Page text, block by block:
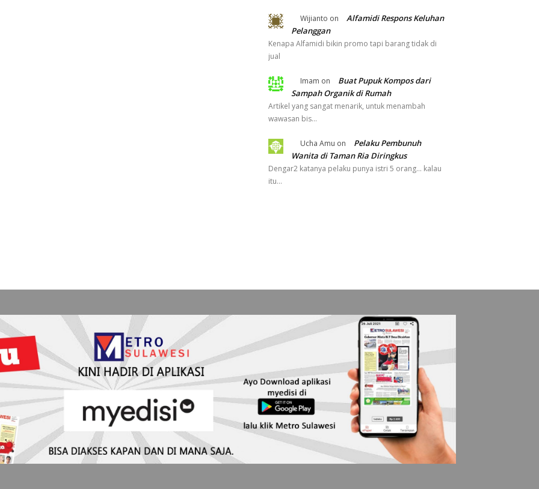
Wijianto on
Alfamidi Respons Keluhan
Pelanggan
Kenapa Alfamidi bikin promo tapi barang tidak di
jual
Imam on
Buat Pupuk Kompos dari
Sampah Organik di Rumah
Artikel yang sangat menarik, untuk menambah
wawasan bis…
Ucha Amu on
Pelaku Pembunuh
Wanita di Taman Ria Diringkus
Dengar2 katanya pelaku punya istri 5 orang... kalau
itu…